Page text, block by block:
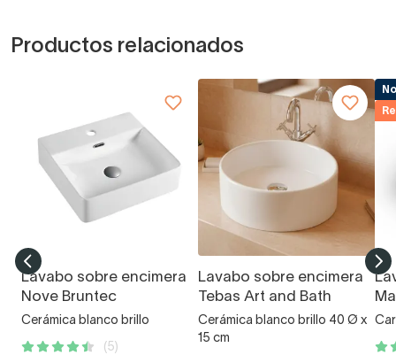
Productos relacionados
Lavabo sobre encimera
Nove Bruntec
Cerámica blanco brillo
(5)
Lavabo sobre encimera
Tebas Art and Bath
Cerámica blanco brillo 40 Ø x
15 cm